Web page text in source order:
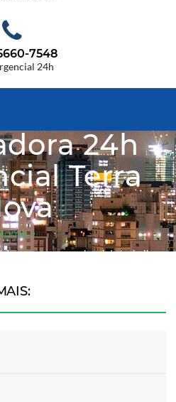
7548
24h
24h -
Terra
em sua casa ou local de trabalho.